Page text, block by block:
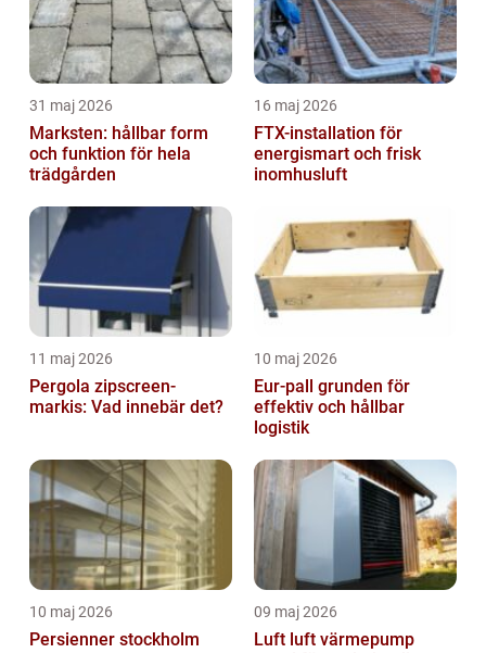
31 maj 2026
Marksten: hållbar form
och funktion för hela
trädgården
16 maj 2026
FTX-installation för
energismart och frisk
inomhusluft
11 maj 2026
Pergola zipscreen-
markis: Vad innebär det?
10 maj 2026
Eur-pall grunden för
effektiv och hållbar
logistik
10 maj 2026
Persienner stockholm
09 maj 2026
Luft luft värmepump